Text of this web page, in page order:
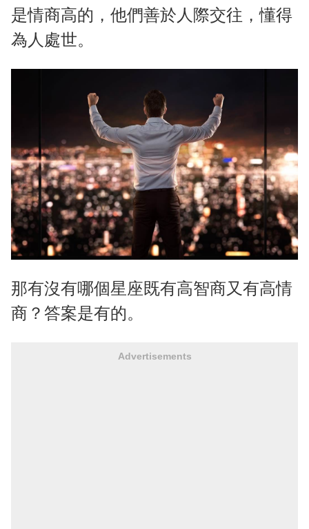
e
是情商高的，他們善於人際交往，懂得
為人處世。
那有沒有哪個星座既有高智商又有高情
商？答案是有的。
Advertisements